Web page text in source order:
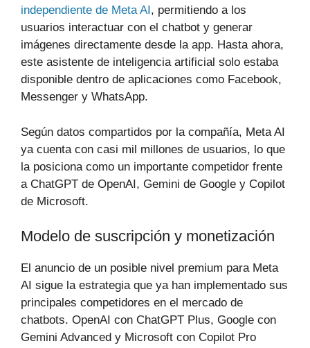
independiente de Meta AI, permitiendo a los
usuarios interactuar con el chatbot y generar
imágenes directamente desde la app. Hasta ahora,
este asistente de inteligencia artificial solo estaba
disponible dentro de aplicaciones como Facebook,
Messenger y WhatsApp.
Según datos compartidos por la compañía, Meta AI
ya cuenta con casi mil millones de usuarios, lo que
la posiciona como un importante competidor frente
a ChatGPT de OpenAI, Gemini de Google y Copilot
de Microsoft.
Modelo de suscripción y monetización
El anuncio de un posible nivel premium para Meta
AI sigue la estrategia que ya han implementado sus
principales competidores en el mercado de
chatbots. OpenAI con ChatGPT Plus, Google con
Gemini Advanced y Microsoft con Copilot Pro